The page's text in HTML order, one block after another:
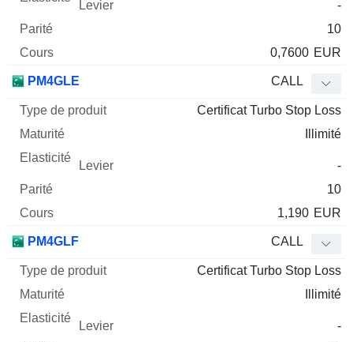
-
10
0,7600 EUR
PM4GLE CALL
Certificat Turbo Stop Loss
Illimité
-
10
1,190 EUR
PM4GLF CALL
Certificat Turbo Stop Loss
Illimité
-